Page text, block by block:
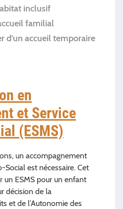
inclusif
familial
d'un accueil temporaire
en
et Service
(ESMS)
un accompagnement
Social est nécessaire. Cet
un ESMS pour un enfant
décision de la
et de l’Autonomie des